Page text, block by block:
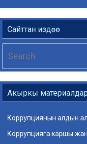
Сайттан издөө
Акыркы материалдар
Коррупциянын алдын
Коррупцияга каршы